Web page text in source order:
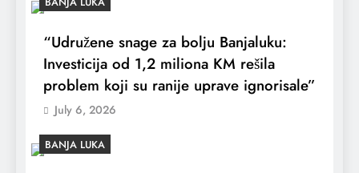
“Udružene snage za bolju Banjaluku:
Investicija od 1,2 miliona KM rešila
problem koji su ranije uprave ignorisale”
July 6, 2026
BANJA LUKA